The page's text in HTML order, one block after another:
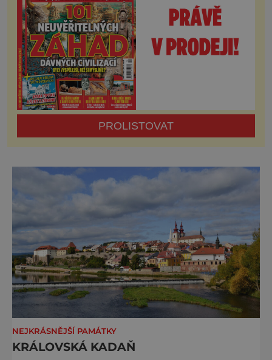
PROLISTOVAT
NEJKRÁSNĚJŠÍ PAMÁTKY
KRÁLOVSKÁ KADAŇ